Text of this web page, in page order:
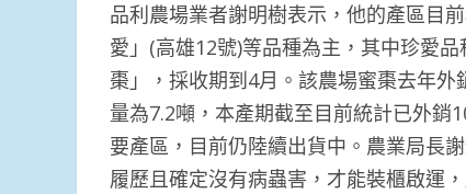
品利農場業者謝明樹表示，他的產區目
愛」(高雄12號)等品種為主，其中珍愛
棗」，採收期到4月。該農場蜜棗去年外
量為7.2噸，本產期截至目前統計已外銷
要產區，目前仍陸續出貨中。農業局長
履歷且確定沒有病蟲害，才能裝櫃啟運